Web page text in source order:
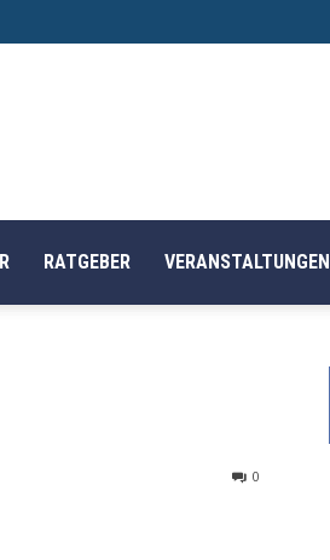
RATGEBER VERANSTALTUNGEN
0